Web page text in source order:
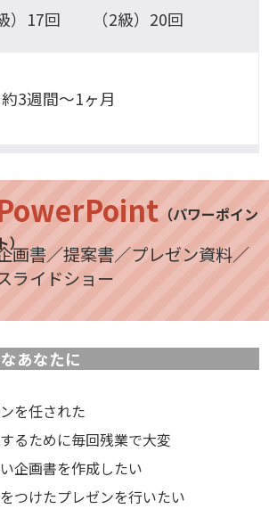
級）17回 （2級）20回
3週間～1ヶ月
（パワーポイン
ト）画書／提案書／プレゼン資料／
ライドショー
あなたに
を任された
るために毎回残業で大変
企画書を作成したい
つけたプレゼンを行いたい